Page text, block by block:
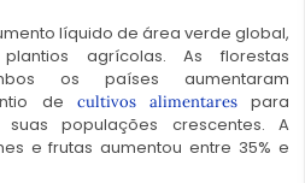
líquido de área verde global,
agrícolas. As florestas
os países aumentaram
de cultivos alimentarespara
populações crescentes. A
e frutas aumentou entre 35% e